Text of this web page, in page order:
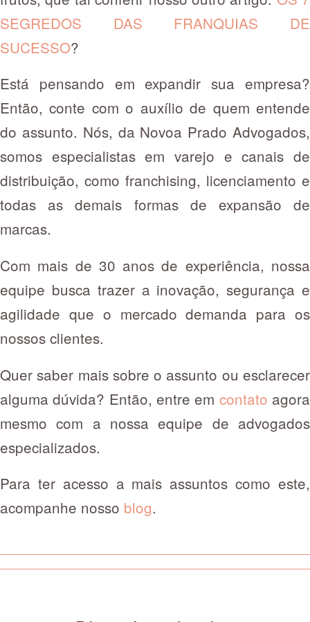
SEGREDOS DAS FRANQUIAS DE
SUCESSO?
Está pensando em expandir sua empresa?
Então, conte com o auxílio de quem entende
do assunto. Nós, da Novoa Prado Advogados,
somos especialistas em varejo e canais de
distribuição, como franchising, licenciamento e
todas as demais formas de expansão de
marcas.
Com mais de 30 anos de experiência, nossa
equipe busca trazer a inovação, segurança e
agilidade que o mercado demanda para os
nossos clientes.
Quer saber mais sobre o assunto ou esclarecer
alguma dúvida? Então, entre em contato agora
mesmo com a nossa equipe de advogados
especializados.
Para ter acesso a mais assuntos como este,
acompanhe nosso blog.